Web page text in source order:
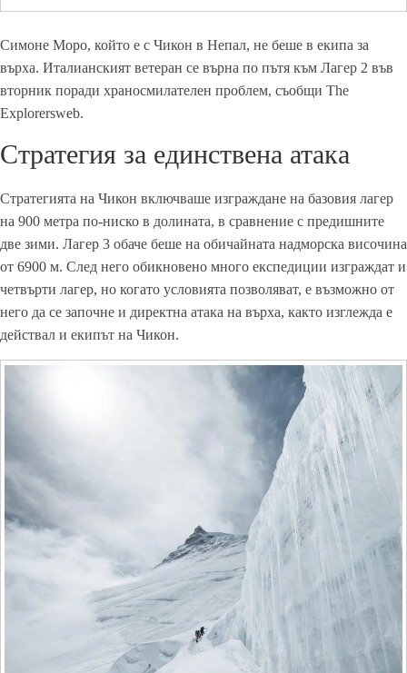
Симоне Моро, който е с Чикон в Непал, не беше в екипа за
върха. Италианският ветеран се върна по пътя към Лагер 2 във
вторник поради храносмилателен проблем, съобщи The
Explorersweb.
Стратегия за единствена атака
Стратегията на Чикон включваше изграждане на базовия лагер
на 900 метра по-ниско в долината, в сравнение с предишните
две зими. Лагер 3 обаче беше на обичайната надморска височина
от 6900 м. След него обикновено много експедиции изграждат и
четвърти лагер, но когато условията позволяват, е възможно от
него да се започне и директна атака на върха, както изглежда е
действал и екипът на Чикон.